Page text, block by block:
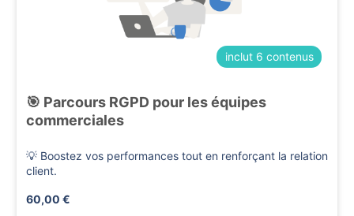
inclut 6 contenus
🎯 Parcours RGPD pour les équipes
commerciales
💡 Boostez vos performances tout en renforçant la relation
client.
60,00 €